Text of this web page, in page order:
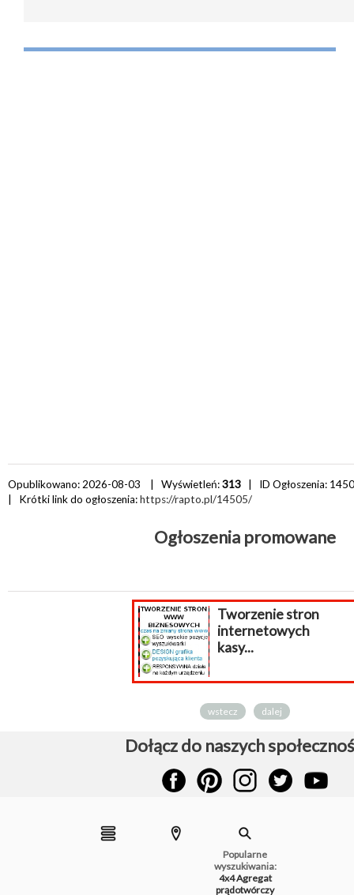
Opublikowano: 2026-08-03 | Wyświetleń:313 | ID Ogłoszenia:
| Krótki link do ogłoszenia:https://rapto.pl/14505/
Ogłoszenia promowane
Tworzenie stron
internetowych
kasy...
wstecz dalej
Dołącz do naszych
Popularne
wyszukiwania:
4x4Agregat
prądotwórczy